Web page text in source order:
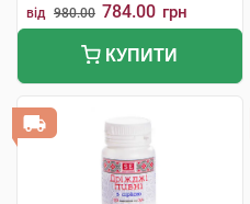
від 980.00 784.00 грн
КУПИТИ